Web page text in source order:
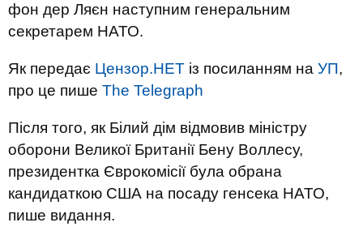
фон дер Ляєн наступним генеральним
секретарем НАТО.
Як передає Цензор.НЕТ із посиланням на УП,
про це пише The Telegraph
Після того, як Білий дім відмовив міністру
оборони Великої Британії Бену Воллесу,
президентка Єврокомісії була обрана
кандидаткою США на посаду генсека НАТО,
пише видання.